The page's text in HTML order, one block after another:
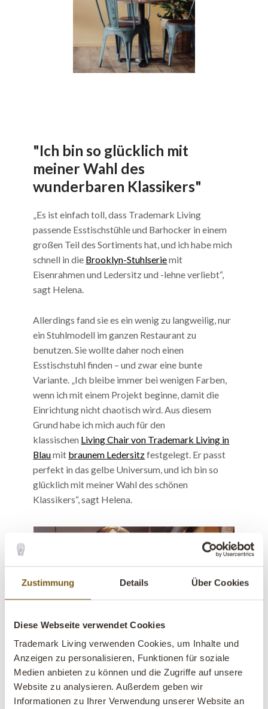
Zustimmung Details Über Cookies
Diese Webseite verwendet Cookies
Trademark Living verwenden Cookies, um Inhalte und
Anzeigen zu personalisieren, Funktionen für soziale
Medien anbieten zu können und die Zugriffe auf unsere
Website zu analysieren. Außerdem geben wir
Informationen zu Ihrer Verwendung unserer Website an
"Ich bin so glücklich mit
meiner Wahl des
wunderbaren Klassikers"
„Es ist einfach toll, dass Trademark Living
passende Esstischstühle und Barhocker in einem
großen Teil des Sortiments hat, und ich habe mich
schnell in die Brooklyn-Stuhlseriemit
Eisenrahmen und Ledersitz und -lehne verliebt“,
sagt Helena.
Allerdings fand sie es ein wenig zu langweilig, nur
ein Stuhlmodell im ganzen Restaurant zu
benutzen. Sie wollte daher noch einen
Esstischstuhl finden – und zwar eine bunte
Variante. „Ich bleibe immer bei wenigen Farben,
wenn ich mit einem Projekt beginne, damit die
Einrichtung nicht chaotisch wird. Aus diesem
Grund habe ich mich auch für den
klassischen Living Chair von Trademark Living in
Blaumit braunem Ledersitzfestgelegt. Er passt
perfekt in das gelbe Universum, und ich bin so
glücklich mit meiner Wahl des schönen
Klassikers“, sagt Helena.